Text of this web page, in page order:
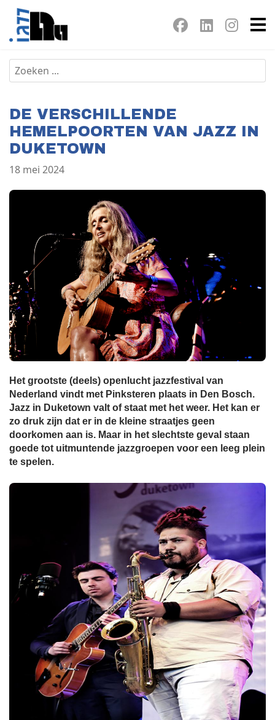
DE VERSCHILLENDE
HEMELPOORTEN VAN JAZZ IN
DUKETOWN
18 mei 2024
Het grootste (deels) openlucht jazzfestival van
Nederland vindt met Pinksteren plaats in Den Bosch.
Jazz in Duketown valt of staat met het weer. Het kan er
zo druk zijn dat er in de kleine straatjes geen
doorkomen aan is. Maar in het slechtste geval staan
goede tot uitmuntende jazzgroepen voor een leeg plein
te spelen.